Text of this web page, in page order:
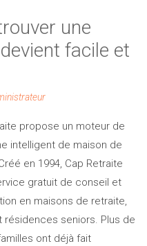
une
facile et
propose un moteur de
intelligent de maison de
en 1994, Cap Retraite
gratuit de conseil et
en maisons de retraite,
résidences seniors. Plus de
ont déjà fait